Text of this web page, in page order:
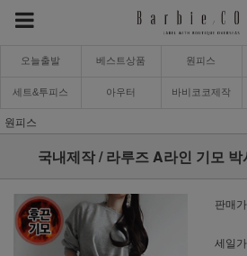
오늘출발 베스트상품 원피스
세트&투피스 아우터 바비코코제작
원피스
국내제작 / 라루즈 A라인 기모
판매가
세일가